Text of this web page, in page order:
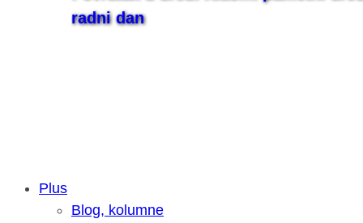
radni dan
Samsung otkrio kako je nastajala
Plus
Blog, kolumne